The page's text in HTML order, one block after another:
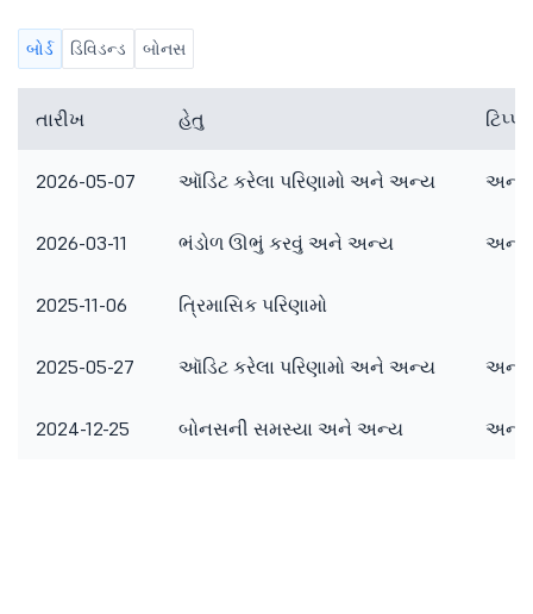
બોર્ડ ડિવિડન્ડ બોનસ
તારીખ હેતુ
2026-05-07 ઑડિટ કરેલા પરિણામો અને અન્ય અન્ય
2026-03-11 ભંડોળ ઊભું કરવું અને અન્ય અન્ય
2025-11-06 ત્રિમાસિક પરિણામો
2025-05-27 ઑડિટ કરેલા પરિણામો અને અન્ય અન્ય
2024-12-25 બોનસની સમસ્યા અને અન્ય અન્ય